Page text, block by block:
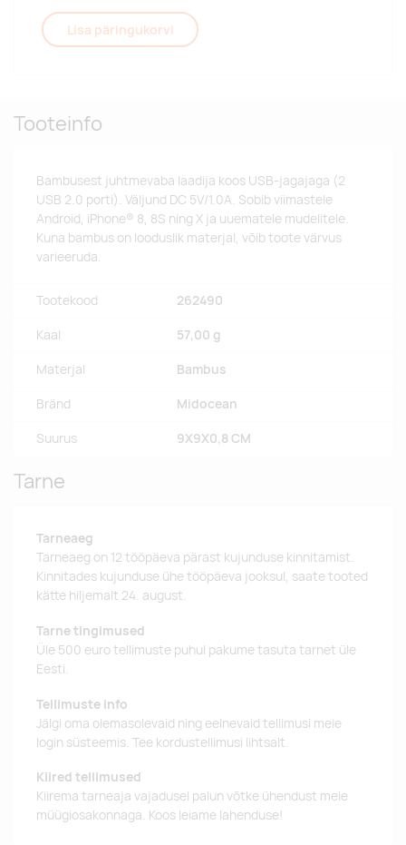
Lisa päringukorvi
Tooteinfo
Bambusest juhtmevaba laadija koos USB-jagajaga (2
USB 2.0 porti). Väljund DC 5V/1.0A. Sobib viimastele
Android, iPhone® 8, 8S ning X ja uuematele mudelitele.
Kuna bambus on looduslik materjal, võib toote värvus
varieeruda.
Tootekood 262490
Kaal 57,00 g
Materjal Bambus
Bränd Midocean
Suurus 9X9X0,8 CM
Tarne
Tarneaeg
Tarneaeg on 12 tööpäeva pärast kujunduse kinnitamist.
Kinnitades kujunduse ühe tööpäeva jooksul, saate tooted
kätte hiljemalt 24. august.
Tarne tingimused
Üle 500 euro tellimuste puhul pakume tasuta tarnet üle
Eesti.
Tellimuste info
Jälgi oma olemasolevaid ning eelnevaid tellimusi meie
login süsteemis. Tee kordustellimusi lihtsalt.
Kiired tellimused
Kiirema tarneaja vajadusel palun võtke ühendust meie
müügiosakonnaga. Koos leiame lahenduse!